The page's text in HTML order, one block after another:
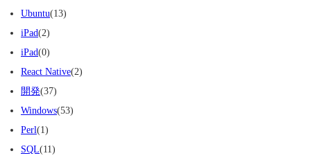
Ubuntu(13)
iPad(2)
iPad(0)
React Native(2)
開発(37)
Windows(53)
Perl(1)
SQL(11)